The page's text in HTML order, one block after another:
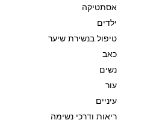
אסתטיקה
ילדים
טיפול בנשירת שיער
כאב
נשים
עור
עיניים
ריאות ודרכי נשימה